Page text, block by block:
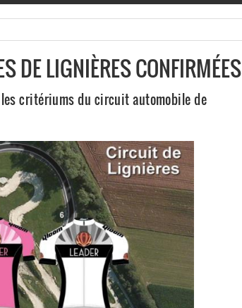
DE LIGNIÈRES CONFIRMÉES
critériums du circuit automobile de